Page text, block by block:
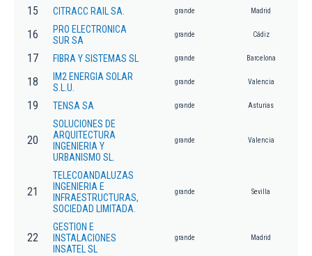
15 CITRACC RAIL SA. grande Madrid
16
PRO ELECTRONICA
SUR SA
grande Cádiz
17 FIBRA Y SISTEMAS SL grande Barcelona
18
IM2 ENERGIA SOLAR
S.L.U.
grande Valencia
19 TENSA SA grande Asturias
20
SOLUCIONES DE
ARQUITECTURA
INGENIERIA Y
URBANISMO SL.
grande Valencia
21
TELECOANDALUZAS
INGENIERIA E
INFRAESTRUCTURAS,
SOCIEDAD LIMITADA.
grande Sevilla
22
GESTION E
INSTALACIONES
INSATEL SL
grande Madrid